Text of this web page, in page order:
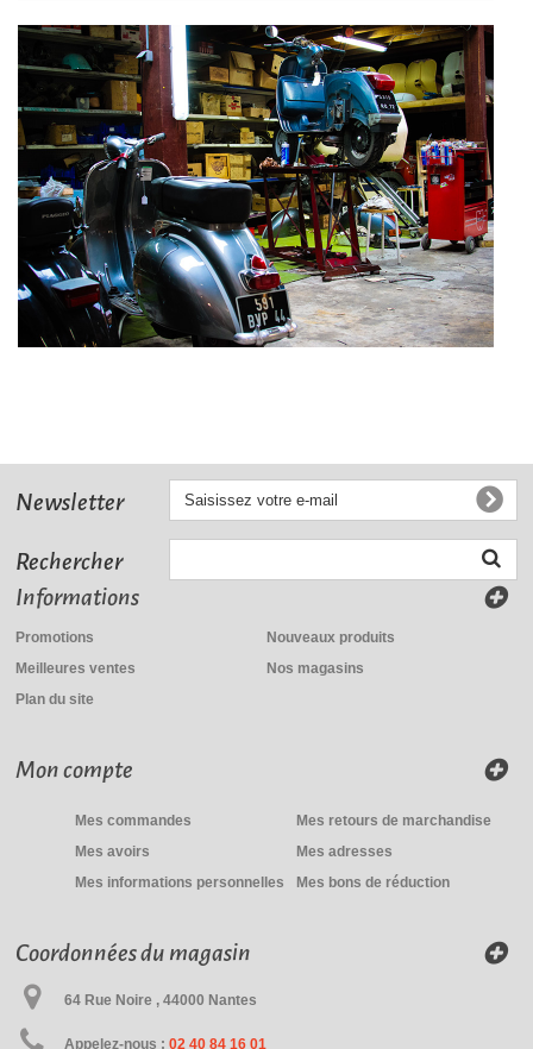
Newsletter
Rechercher
Informations
Promotions
Nouveaux produits
Meilleures ventes
Nos magasins
Plan du site
Mon compte
Mes commandes
Mes retours de marchandise
Mes avoirs
Mes adresses
Mes informations personnelles
Mes bons de réduction
Coordonnées du magasin
64 Rue Noire , 44000 Nantes
Appelez-nous :02 40 84 16 01